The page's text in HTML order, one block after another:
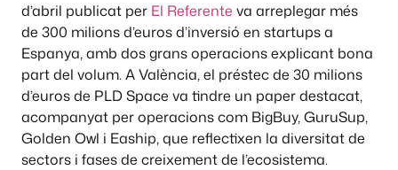
d’abril publicat per El Referente va arreplegar més
de 300 milions d’euros d’inversió en startups a
Espanya, amb dos grans operacions explicant bona
part del volum. A València, el préstec de 30 milions
d’euros de PLD Space va tindre un paper destacat,
acompanyat per operacions com BigBuy, GuruSup,
Golden Owl i Eaship, que reflectixen la diversitat de
sectors i fases de creixement de l’ecosistema.